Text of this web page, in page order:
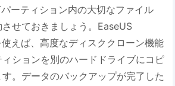
ーティション内の大切なファイル
せておきましょう。EaseUS
えば、高度なディスククローン機能
ションを別のハードドライブにコピ
。データのバックアップが完了した